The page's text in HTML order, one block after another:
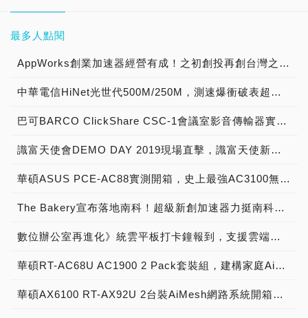
最多人點閱
AppWorks創業加速器經營有成！之初創投再創台灣之光，成就大東南亞第一新創加速器 專訪成就非凡幕後推手！
中華電信HiNet光世代500M/250M，測速爆衝破表超過癮！
巴可BARCO ClickShare CSC-1會議室影音傳輸器實測開箱，無線會議系統中的優質精品！
識富天使會DEMO DAY 2019現場直擊，識富天使新創加速計畫啟動夢想成真之旅！
華碩ASUS PCE-AC88實測開箱，史上最強AC3100無線網路卡！
The Bakery宣布落地南科！超級新創加速器力挺南科新創，提供創新創業一條龍全方位服務！
數位辦公室再進化》統雲平板打卡鐘報到，支援雲端考勤與線上請假！
華碩RT-AC68U AC1900 2 Pack套裝組，建構家庭AiMesh無縫上網環境，開箱深度測試
華碩AX6100 RT-AX92U 2台裝AiMesh網路系統開箱評測，建構Wi-Fi 6超高速無線連線環境